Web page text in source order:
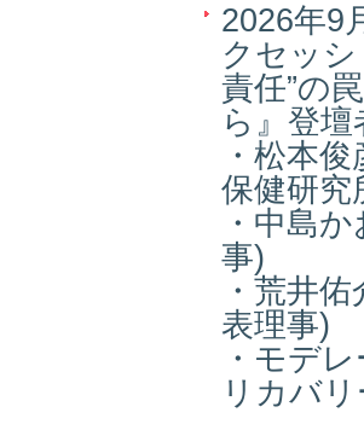
2026年9
クセッシ
責任”の
ら』 登壇
・松本
保健研究
・中島
事)
・荒井
表理事)
・モデ
リカバ